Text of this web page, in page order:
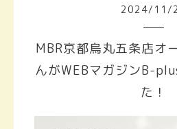
2024/ 11 /
MBR京都烏丸五条店オ
んがWEBマガジンB-
た！